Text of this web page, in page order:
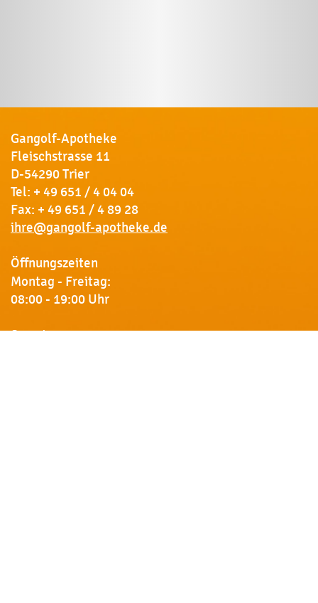
Gangolf-Apotheke
Fleischstrasse 11
D-54290 Trier
Tel: + 49 651 / 4 04 04
Fax: + 49 651 / 4 89 28
ihre@gangolf-apotheke.de
Öffnungszeiten
Montag - Freitag:
08:00 - 19:00 Uhr
Samstag: